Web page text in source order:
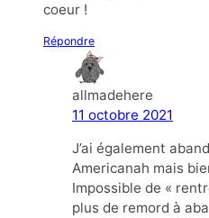
coeur !
Répondre
allmadehere
11 octobre 2021
J’ai également
Americanah mais
Impossible de «
plus de remord à